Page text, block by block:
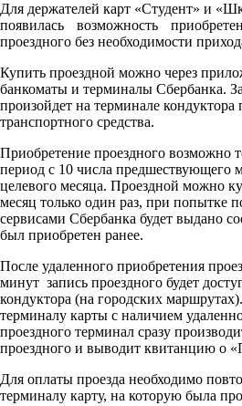
Для держателей карт «Студент» и
появилась возможность
проездного без необходимости
Купить проездной можно через
банкоматы и терминалы Сбербанка.
произойдет на терминале кондуктора
транспортного средства.
Приобретение проездного возможно
период с 10 числа предшествующего
целевого месяца. Проездной можно
месяц только один раз, при попытке
сервисами Сбербанка будет выдано
был приобретен ранее.
После удаленного приобретения
минут запись проездного будет
кондуктора (на городских
терминалу карты с наличием
проездного терминал сразу
проездного и выводит квитанцию
Для оплаты проезда необходимо
терминалу карту, на которую была